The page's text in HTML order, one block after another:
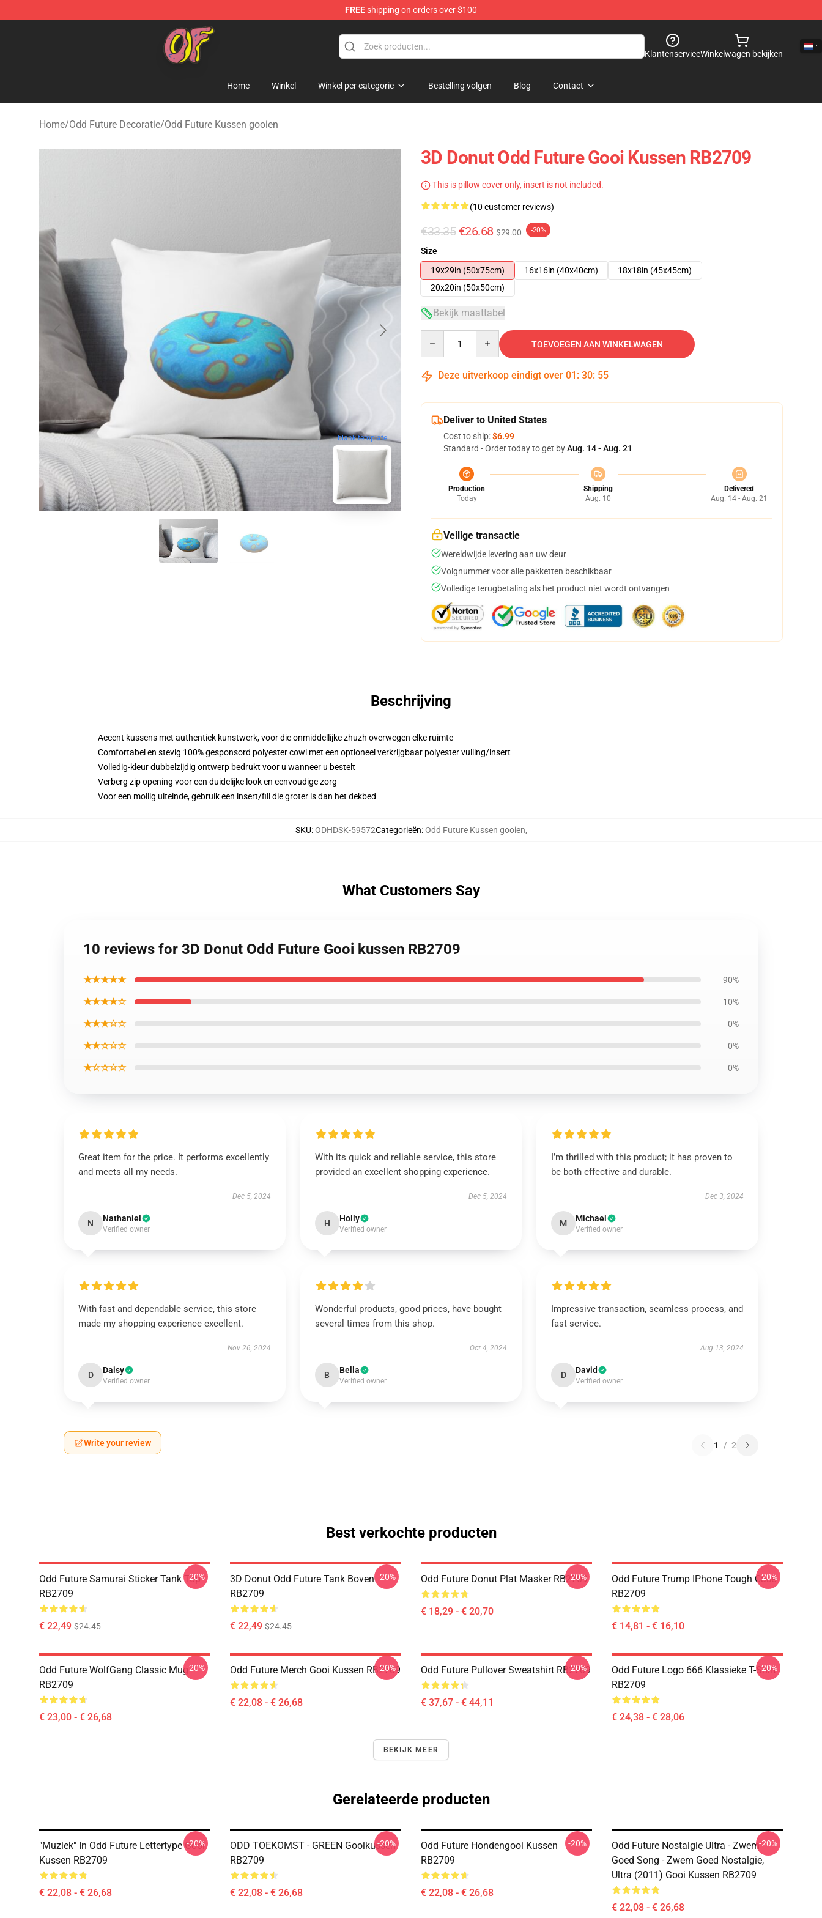
FREEshipping on orders over $100
Odd Future Shop - Official Odd Future Merchandise Store
KlantenserviceWinkelwagen bekijken
Home Winkel Winkel per categorie Bestelling volgen Blog Contact
Home/Odd Future Decoratie/Odd Future Kussen gooien
blank template
3D Donut Odd Future Gooi Kussen RB2709
This is pillow cover only, insert is not included.
(10 customer reviews)
€33.35 €26.68 $29.00 -20%
Size
19x29in (50x75cm)
16x16in (40x40cm)
18x18in (45x45cm)
20x20in (50x50cm)
Bekijk maattabel
TOEVOEGEN AAN WINKELWAGEN
Deze uitverkoop eindigt over 01 : 30: 54
Deliver to United States
Cost to ship:$6.99
Standard - Order today to get byAug. 14 - Aug. 21
Production
Today
Shipping
Aug. 10
Delivered
Aug. 14 - Aug. 21
Veilige transactie
Wereldwijde levering aan uw deur
Volgnummer voor alle pakketten beschikbaar
Volledige terugbetaling als het product niet wordt ontvangen
Beschrijving
Accent kussens met authentiek kunstwerk, voor die onmiddellijke zhuzh overwegen elke ruimte
Comfortabel en stevig 100% gesponsord polyester cowl met een optioneel verkrijgbaar polyester vulling/insert
Volledig-kleur dubbelzijdig ontwerp bedrukt voor u wanneer u bestelt
Verberg zip opening voor een duidelijke look en eenvoudige zorg
Voor een mollig uiteinde, gebruik een insert/fill die groter is dan het dekbed
SKU:ODHDSK-59572Categorieën:Odd Future Kussen gooien,
What Customers Say
10 reviews for 3D Donut Odd Future Gooi kussen RB2709
★★★★★ 90%
★★★★☆ 10%
★★★☆☆ 0%
★★☆☆☆ 0%
★☆☆☆☆ 0%
Great item for the price. It performs excellently
and meets all my needs.
Dec 5, 2024
N Nathaniel
Verified owner
With its quick and reliable service, this store
provided an excellent shopping experience.
Dec 5, 2024
H Holly
Verified owner
I’m thrilled with this product; it has proven to
be both effective and durable.
Dec 3, 2024
M Michael
Verified owner
With fast and dependable service, this store
made my shopping experience excellent.
Nov 26, 2024
D Daisy
Verified owner
Wonderful products, good prices, have bought
several times from this shop.
Oct 4, 2024
B Bella
Verified owner
Impressive transaction, seamless process, and
fast service.
Aug 13, 2024
D David
Verified owner
Write your review 1 / 2
Best verkochte producten
Odd Future Samurai Sticker Tank Top
RB2709
€ 22,49 $24.45
-20%
3D Donut Odd Future Tank Boven
RB2709
€ 22,49 $24.45
-20% Odd Future Donut Plat Masker RB2709
€ 18,29 - € 20,70
-20%
Odd Future Trump IPhone Tough Case
RB2709
€ 14,81 - € 16,10
-20%
Odd Future WolfGang Classic Mug
RB2709
€ 23,00 - € 26,68
-20% Odd Future Merch Gooi Kussen RB2709
€ 22,08 - € 26,68
-20% Odd Future Pullover Sweatshirt RB2709
€ 37,67 - € 44,11
-20%
Odd Future Logo 666 Klassieke T-Shirt
RB2709
€ 24,38 - € 28,06
-20%
BEKIJK MEER
Gerelateerde producten
"Muziek" In Odd Future Lettertype Gooi
Kussen RB2709
€ 22,08 - € 26,68
-20%
ODD TOEKOMST - GREEN Gooikussen
RB2709
€ 22,08 - € 26,68
-20%
Odd Future Hondengooi Kussen
RB2709
€ 22,08 - € 26,68
-20%
Odd Future Nostalgie Ultra - Zwem
Goed Song - Zwem Goed Nostalgie,
Ultra (2011) Gooi Kussen RB2709
€ 22,08 - € 26,68
-20%